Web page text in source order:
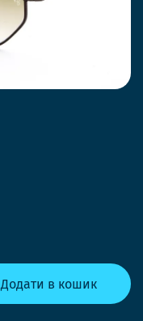
Додати в кошик